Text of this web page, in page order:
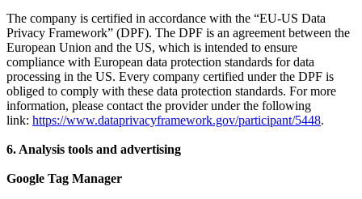
The company is certified in accordance with the “EU-US Data
Privacy Framework” (DPF). The DPF is an agreement between the
European Union and the US, which is intended to ensure
compliance with European data protection standards for data
processing in the US. Every company certified under the DPF is
obliged to comply with these data protection standards. For more
information, please contact the provider under the following
link: https://www.dataprivacyframework.gov/participant/5448.
6. Analysis tools and advertising
Google Tag Manager